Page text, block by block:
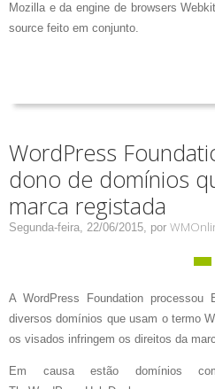
Mozilla e da engine de browsers
source feito em conjunto.
WordPress
dono de domínios
marca registada
Segunda-feira, 22/06/2015, por
A WordPress Foundation processou
diversos domínios que usam o termo
os visados infringem os direitos da
Em causa estão domínios como